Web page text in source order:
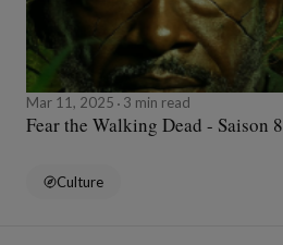
Mar 11, 2025 3 min read
Fear the Walking Dead - Saison 8
Culture